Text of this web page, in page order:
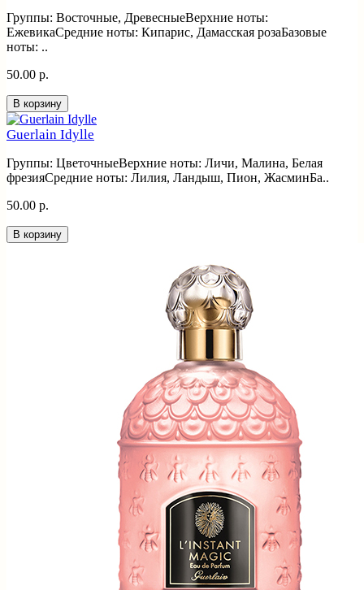
Группы: Восточные, ДревесныеВерхние ноты:
ЕжевикаСредние ноты: Кипарис, Дамасская розаБазовые
ноты: ..
50.00 р.
В корзину
Guerlain Idylle
Группы: ЦветочныеВерхние ноты: Личи, Малина, Белая
фрезияСредние ноты: Лилия, Ландыш, Пион, ЖасминБа..
50.00 р.
В корзину